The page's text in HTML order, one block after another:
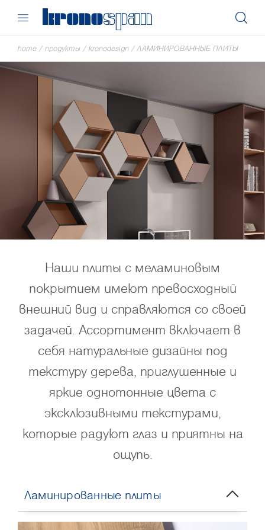
home / продукты / kronodesign /ЛАМИНИРОВАННЫЕ ПЛИТЫ
Наши плиты с меламиновым
покрытием имеют превосходный
внешний вид и справляются со своей
задачей. Ассортимент включает в
себя натуральные дизайны под
текстуру дерева, приглушенные и
яркие однотонные цвета с
эксклюзивными текстурами,
которые радуют глаз и приятны на
ощупь.
Ламинированные плиты